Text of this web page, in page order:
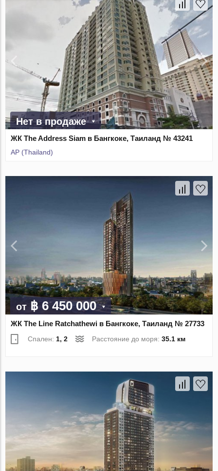
Нет в продаже
ЖК The Address Siam в Бангкоке, Таиланд № 43241
AP (Thailand)
от ฿ 6 450 000
ЖК The Line Ratchathewi в Бангкоке, Таиланд № 27733
Спален: 1, 2 Расстояние до моря:35.1 км